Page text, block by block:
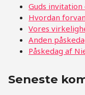
Guds invitation
Hvordan
Vores
Anden
Påskedag af
Seneste